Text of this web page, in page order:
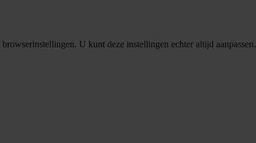
U kunt deze instellingen echter altijd aanpassen.